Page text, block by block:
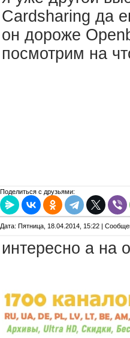
Cardsharing да
он дороже
посмотрим на
Поделиться с друзьями:
Дата: Пятница, 18.04.2014, 15:22 |
интересно а на